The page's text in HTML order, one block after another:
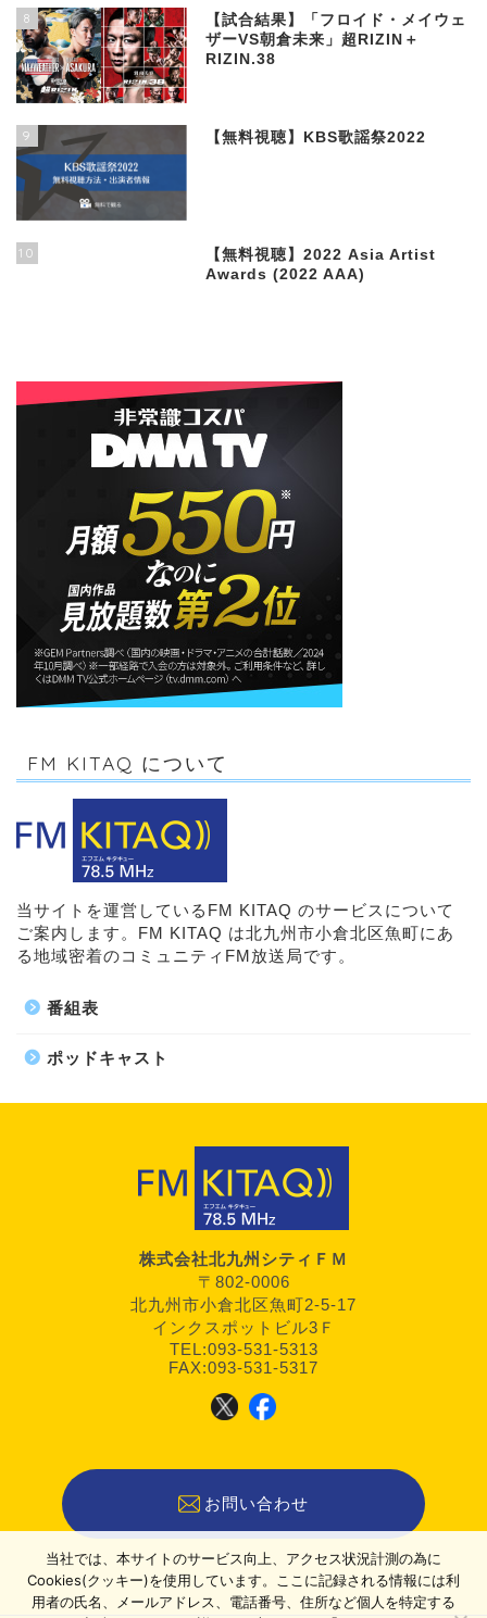
8
【試合結果】「フロイド・メイウェ
ザーVS朝倉未来」超RIZIN＋
RIZIN.38
9 【無料視聴】KBS歌謡祭2022
10
【無料視聴】2022 Asia Artist
Awards (2022 AAA)
FM KITAQ について
当サイトを運営しているFM KITAQ のサービスについて
ご案内します。FM KITAQ は北九州市小倉北区魚町にあ
る地域密着のコミュニティFM放送局です。
番組表
ポッドキャスト
株式会社北九州シティＦＭ
〒802-0006
北九州市小倉北区魚町2-5-17
インクスポットビル3Ｆ
TEL:093-531-5313
FAX:093-531-5317
お問い合わせ
当社では、本サイトのサービス向上、アクセス状況計測の為に
Cookies(クッキー)を使用しています。ここに記録される情報には利
用者の氏名、メールアドレス、電話番号、住所など個人を特定する